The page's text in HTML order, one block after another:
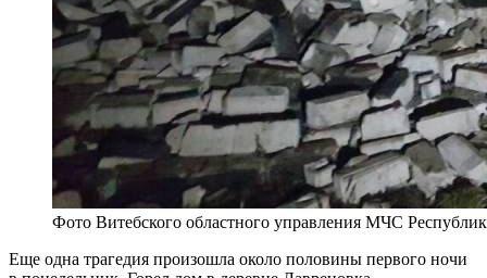
Фото Витебского областного управления МЧС
Еще одна трагедия произошла около половины первого ночи